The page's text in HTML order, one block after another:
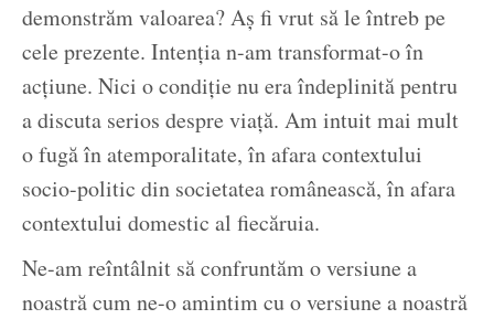
demonstrăm valoarea? Aș fi vrut să le întreb pe
cele prezente. Intenția n-am transformat-o în
acțiune. Nici o condiție nu era îndeplinită pentru
a discuta serios despre viață. Am intuit mai mult
o fugă în atemporalitate, în afara contextului
socio-politic din societatea românească, în afara
contextului domestic al fiecăruia.
Ne-am reîntâlnit să confruntăm o versiune a
noastră cum ne-o amintim cu o versiune a noastră